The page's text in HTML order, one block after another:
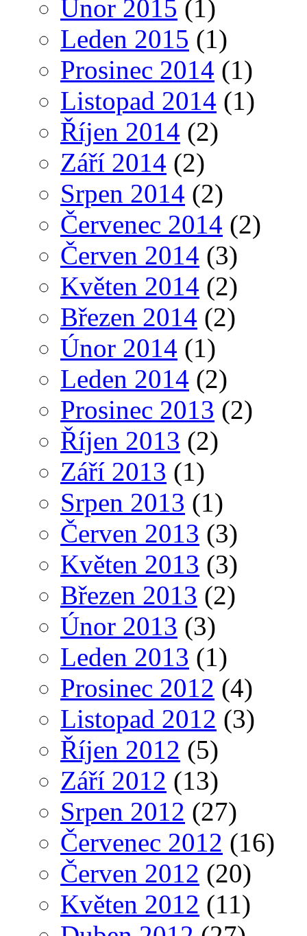
Únor 2015 (1)
Leden 2015 (1)
Prosinec 2014 (1)
Listopad 2014 (1)
Říjen 2014 (2)
Září 2014 (2)
Srpen 2014 (2)
Červenec 2014 (2)
Červen 2014 (3)
Květen 2014 (2)
Březen 2014 (2)
Únor 2014 (1)
Leden 2014 (2)
Prosinec 2013 (2)
Říjen 2013 (2)
Září 2013 (1)
Srpen 2013 (1)
Červen 2013 (3)
Květen 2013 (3)
Březen 2013 (2)
Únor 2013 (3)
Leden 2013 (1)
Prosinec 2012 (4)
Listopad 2012 (3)
Říjen 2012 (5)
Září 2012 (13)
Srpen 2012 (27)
Červenec 2012 (16)
Červen 2012 (20)
Květen 2012 (11)